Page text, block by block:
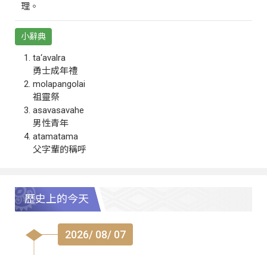
理。
小辭典
ta‘avalra
勇士成年禮
molapangolai
祖靈祭
asavasavahe
男性青年
atamatama
父字輩的稱呼
歷史上的今天
2026/ 08/ 07